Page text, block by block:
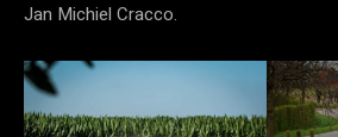
Jan Michiel Cracco.